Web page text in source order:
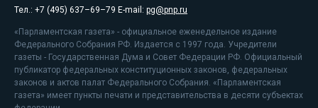
Тел.: +7 (495) 637–69–79 E-mail: pg@pnp.ru
«Парламентская газета» - официальное еженедельное издание
Федерального Собрания РФ. Издается с 1997 года. Учредители
газеты - Государственная Дума и Совет Федерации РФ. Официальный
публикатор федеральных конституционных законов, федеральных
законов и актов палат Федерального Собрания. «Парламентская
газета» имеет пункты печати и представительства в десяти субъектах